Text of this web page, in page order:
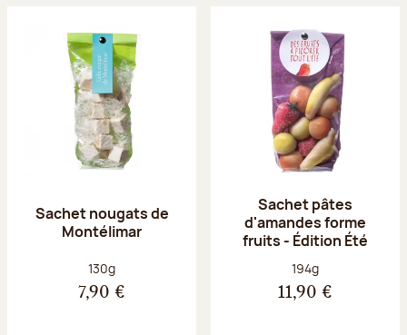
Sachet nougats de
Montélimar
Poids net :
130g
7,90 €
Sachet pâtes
d'amandes forme
fruits - Édition Été
Poids net :
194g
11,90 €